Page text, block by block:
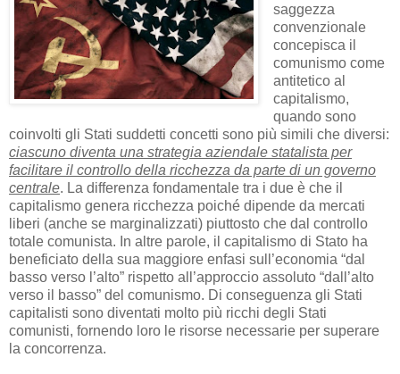
saggezza
convenzionale
concepisca il
comunismo come
antitetico al
capitalismo,
quando sono
coinvolti gli Stati suddetti concetti sono più simili che diversi:
ciascuno diventa una strategia aziendale statalista per
facilitare il controllo della ricchezza da parte di un governo
centrale. La differenza fondamentale tra i due è che il
capitalismo genera ricchezza poiché dipende da mercati
liberi (anche se marginalizzati) piuttosto che dal controllo
totale comunista. In altre parole, il capitalismo di Stato ha
beneficiato della sua maggiore enfasi sull’economia “dal
basso verso l’alto” rispetto all’approccio assoluto “dall’alto
verso il basso” del comunismo. Di conseguenza gli Stati
capitalisti sono diventati molto più ricchi degli Stati
comunisti, fornendo loro le risorse necessarie per superare
la concorrenza.